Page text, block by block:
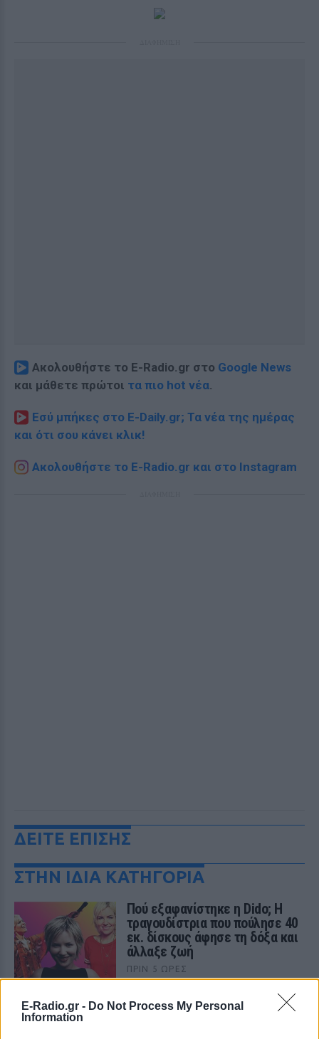
E-Radio.gr - Do Not Process My Personal
Information
Ακολουθήστε το E-Radio.gr στο Google News
και μάθετε πρώτοι τα πιο hot νέα.
Εσύ μπήκες στο E-Daily.gr; Τα νέα της ημέρας
και ότι σου κάνει κλικ!
Ακολουθήστε το E-Radio.gr και στο Instagram
ΔΕΙΤΕ ΕΠΙΣΗΣ
ΣΤΗΝ ΙΔΙΑ ΚΑΤΗΓΟΡΙΑ
Πού εξαφανίστηκε η Dido; Η
τραγουδίστρια που πούλησε 40
εκ. δίσκους άφησε τη δόξα και
άλλαξε ζωή
ΠΡΙΝ 5 ΏΡΕΣ
«White Flag» και τη θρυλική συνεργασία
της με τον Eminem στο «Stan», η Dido